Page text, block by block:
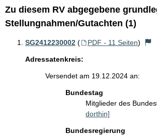
Zu diesem RV abgegebene
Stellungnahmen/Gutachten (1)
SG2412230002 ( PDF - 11 Seiten)
Adressatenkreis:
Versendet am 19.12.2024 an:
Bundestag
Mitglieder des
dorthin]
Bundesregierung